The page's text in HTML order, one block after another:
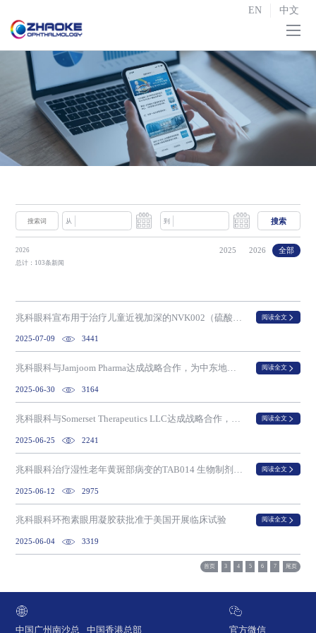
EN 中文
首页
关于我们 
研发与生产 
战略合作
新闻中心
联系我们
从 到 搜索
2026 2025 2026 全部
总计：103条新闻
阅读全文
2025-07-09 3441
兆科眼科与Jamjoom Pharma达成战略合作，为中东地区带来变革性的干眼症治疗方案 阅读全文
2025-06-30 3164
兆科眼科与Somerset Therapeutics LLC达成战略合作，推进美国业务扩张 阅读全文
2025-06-25 2241
阅读全文
2025-06-12 2975
兆科眼科环孢素眼用凝胶获批准于美国开展临床试验 阅读全文
2025-06-04 3319
首页 3 4 5 6 7 尾页
中国广州南沙总 中国香港总部 官方微信